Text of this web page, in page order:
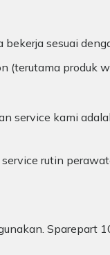
sesuai
(terutama produk
kami
rutin
Sparepart